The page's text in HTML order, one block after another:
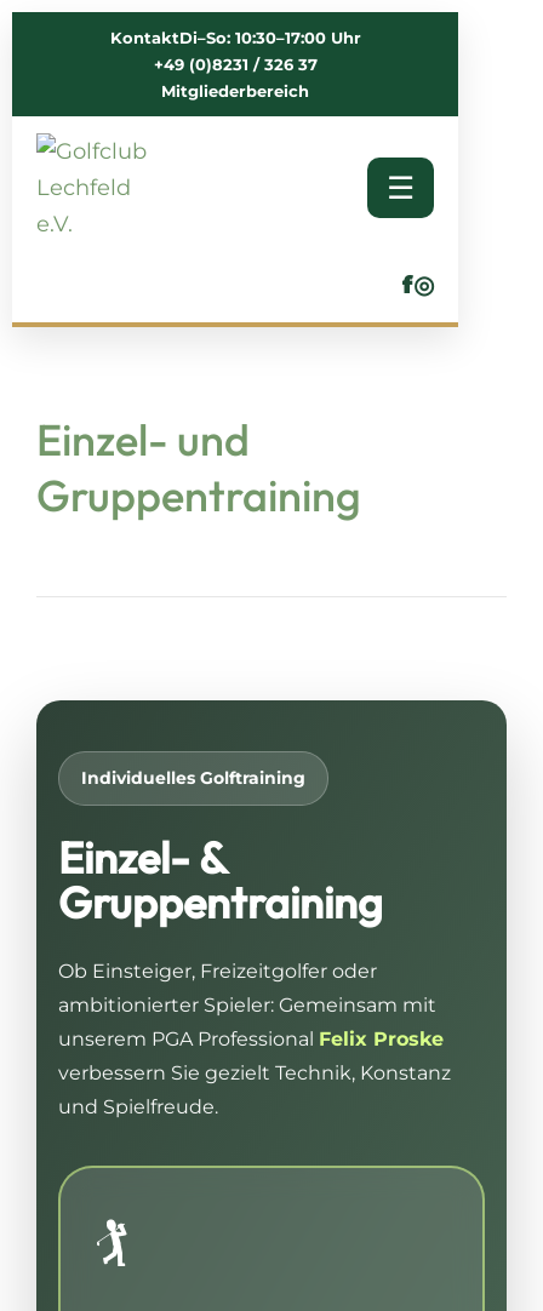
KontaktDi–So: 10:30–17:00 Uhr
+49 (0)8231 / 326 37
Mitgliederbereich
☰
f◎
Einzel- und
Gruppentraining
Individuelles Golftraining
Einzel- &
Gruppentraining
Ob Einsteiger, Freizeitgolfer oder
ambitionierter Spieler: Gemeinsam mit
unserem PGA Professional Felix Proske
verbessern Sie gezielt Technik, Konstanz
und Spielfreude.
🏌️